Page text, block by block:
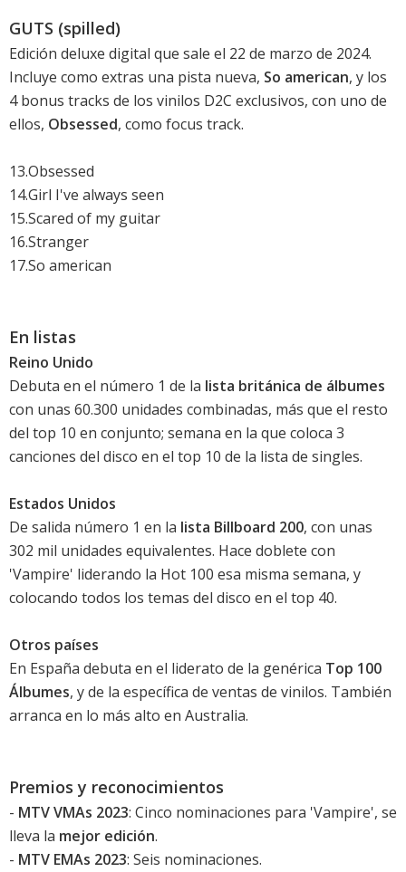
GUTS (spilled)
Edición deluxe digital que sale el 22 de marzo de 2024.
Incluye como extras una pista nueva, So american, y los
4 bonus tracks de los vinilos D2C exclusivos, con uno de
ellos, Obsessed, como focus track.
13.Obsessed
14.Girl I've always seen
15.Scared of my guitar
16.Stranger
17.So american
En listas
Reino Unido
Debuta en el número 1 de la lista británica de álbumes
con unas 60.300 unidades combinadas, más que el resto
del top 10 en conjunto; semana en la que coloca 3
canciones del disco en el top 10 de la lista de singles.
Estados Unidos
De salida número 1 en la lista Billboard 200, con unas
302 mil unidades equivalentes. Hace doblete con
'Vampire' liderando la Hot 100 esa misma semana, y
colocando todos los temas del disco en el top 40.
Otros países
En España debuta en el liderato de la genérica Top 100
Álbumes, y de la específica de ventas de vinilos. También
arranca en lo más alto en Australia.
Premios y reconocimientos
- MTV VMAs 2023: Cinco nominaciones para 'Vampire', se
lleva la mejor edición.
- MTV EMAs 2023: Seis nominaciones.